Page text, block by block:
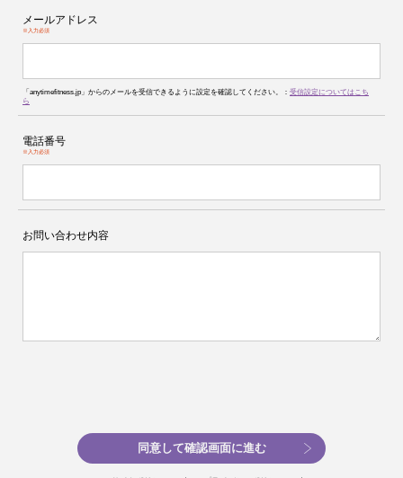
メールアドレス
※入力必須
「anytimefitness.jp」からのメールを受信できるように設定を確認してください。： 受信設定についてはこち
ら
電話番号
※入力必須
お問い合わせ内容